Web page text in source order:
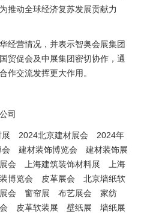
推动全球经济复苏发展贡献力
营情况，并表示智奥会展集团
贸促会及中展集团密切协作，通
作交流发挥更大作用。
司
2024北京建材展会
2024年
建材装饰博览会
建材装饰展
会 上海建筑装饰材料展
上海
博览会 皮革展会
北京墙纸软
会 窗帘展 布艺展会
家纺
皮革软装展 壁纸展
墙纸展